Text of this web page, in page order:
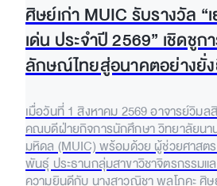
ศิษย์เก่า MUIC รับรางวัล “
เด่น ประจำปี 2569” เชิดชู
ลักษณ์ไทยสู่อนาคตอย่างยั่
เมื่อวันที่ 1 สิงหาคม 2569 อาจารย์วิมล
คณบดีฝ่ายกิจการนักศึกษา วิทยาลัยนา
มหิดล (MUIC) พร้อมด้วย ผู้ช่วยศาสต
พันธุ์ ประธานกลุ่มสาขาวิชาจิตรกรรมแ